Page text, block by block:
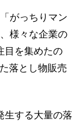
がっちりマン
様々な企業の
目を集めたの
落とし物販売
生する大量の落